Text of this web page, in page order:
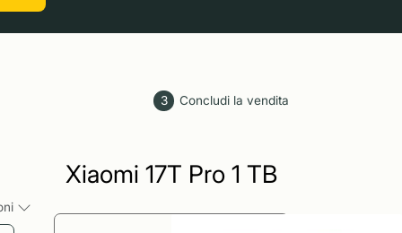
3 Concludi la vendita
Xiaomi 17T Pro 1 TB